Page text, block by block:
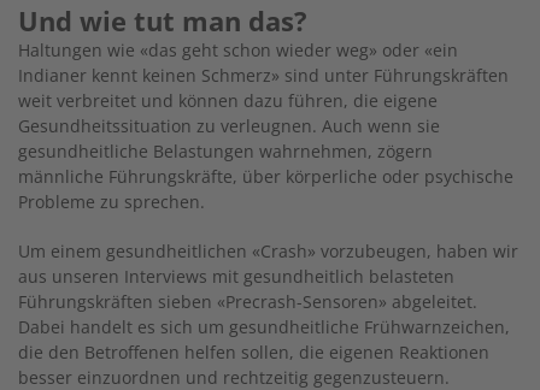
Und wie tut man das?
Haltungen wie «das geht schon wieder weg» oder «ein
Indianer kennt keinen Schmerz» sind unter Führungskräften
weit verbreitet und können dazu führen, die eigene
Gesundheitssituation zu verleugnen. Auch wenn sie
gesundheitliche Belastungen wahrnehmen, zögern
männliche Führungskräfte, über körperliche oder psychische
Probleme zu sprechen.
Um einem gesundheitlichen «Crash» vorzubeugen, haben wir
aus unseren Interviews mit gesundheitlich belasteten
Führungskräften sieben «Precrash-Sensoren» abgeleitet.
Dabei handelt es sich um gesundheitliche Frühwarnzeichen,
die den Betroffenen helfen sollen, die eigenen Reaktionen
besser einzuordnen und rechtzeitig gegenzusteuern.